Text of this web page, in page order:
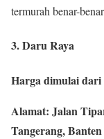
termurah benar-
3. Daru Raya
Harga dimulai dari
Alamat: Jalan
Tangerang, Banten